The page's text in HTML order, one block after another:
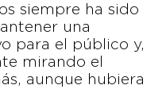
siempre ha sido
una
para el público y,
mirando el
aunque hubiera